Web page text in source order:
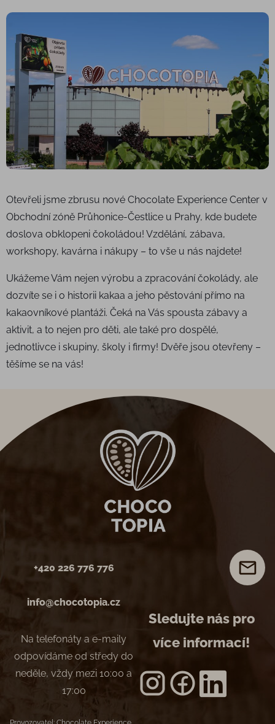
Otevřeli jsme zbrusu nové Chocolate Experience Center v
Obchodní zóně Průhonice-Čestlice u Prahy, kde budete
doslova obklopeni čokoládou! Vzdělání, zábava,
workshopy, kavárna i nákupy – to vše u nás najdete!
Ukážeme Vám nejen výrobu a zpracování čokolády, ale
dozvíte se i o historii kakaa a jeho pěstování přímo na
kakaovníkové plantáži. Čeká na Vás spousta zábavy a
aktivit, a to nejen pro děti, ale také pro dospělé,
jednotlivce i skupiny, školy i firmy! Dvěře jsou otevřeny –
těšíme se na vás!
+420 226 776 776
info@chocotopia.cz
Na telefonáty a e-maily
odpovídáme od středy do
neděle, vždy mezi 10:00 a
17:00
Sledujte nás pro
více informací!